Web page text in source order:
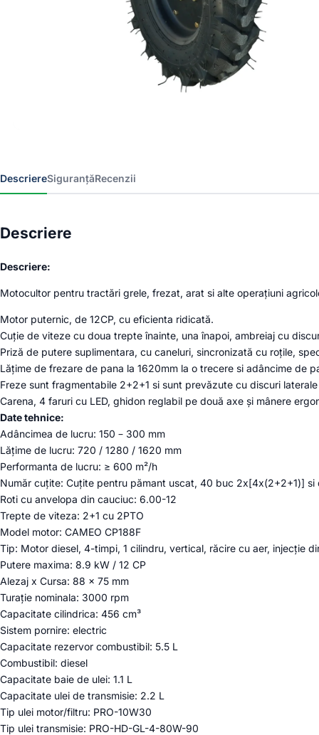
DescriereSiguranțăRecenzii
Descriere
Descriere:
Motocultor pentru tractări grele, frezat, arat si alte operațiuni
Motor puternic, de 12CP, cu eficienta ridicată.
Cuție de viteze cu doua trepte înainte, una înapoi, ambreiaj cu
Priză de putere suplimentara, cu caneluri, sincronizată cu roțile,
Lățime de frezare de pana la 1620mm la o trecere si adâncime de
Freze sunt fragmentabile 2+2+1 si sunt prevăzute cu discuri
Carena, 4 faruri cu LED, ghidon reglabil pe două axe și mânere
Date tehnice:
Adâncimea de lucru: 150 – 300 mm
Lățime de lucru: 720 / 1280 / 1620 mm
Performanta de lucru: ≥ 600 m²/h
Număr cuțite: Cuțite pentru pămant uscat, 40 buc 2x[4x(2+2+1)] si
Roti cu anvelopa din cauciuc: 6.00-12
Trepte de viteza: 2+1 cu 2PTO
Model motor: CAMEO CP188F
Tip: Motor diesel, 4-timpi, 1 cilindru, vertical, răcire cu aer, injecție
Putere maxima: 8.9 kW / 12 CP
Alezaj x Cursa: 88 x 75 mm
Turație nominala: 3000 rpm
Capacitate cilindrica: 456 cm³
Sistem pornire: electric
Capacitate rezervor combustibil: 5.5 L
Combustibil: diesel
Capacitate baie de ulei: 1.1 L
Capacitate ulei de transmisie: 2.2 L
Tip ulei motor/filtru: PRO-10W30
Tip ulei transmisie: PRO-HD-GL-4-80W-90